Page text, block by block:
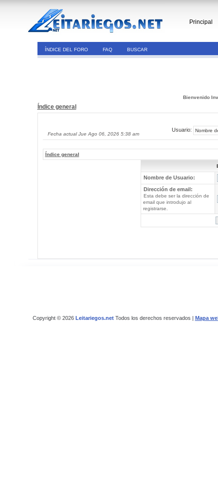
Principal
ÍNDICE DEL FORO FAQ BUSCAR
Bienvenido
Índice general
Fecha actual Jue Ago 06, 2026 5:38 am
Usuario:
Índice general
Nombre de Usuario:
Dirección de email:
Esta debe ser la dirección de
email que introdujo al
registrarse.
Copyright © 2026 Leitariegos.netTodos los derechos reservados | Mapa